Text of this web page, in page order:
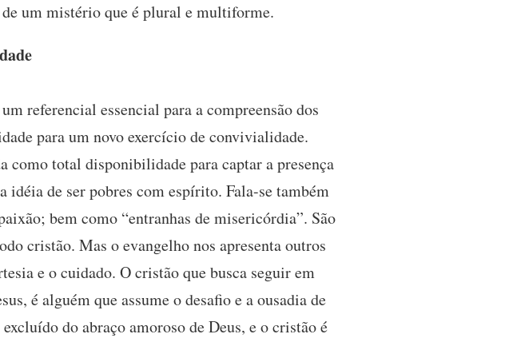
um mistério que é plural e multiforme.
referencial essencial para a compreensão dos
para um novo exercício de convivialidade.
total disponibilidade para captar a presença
de ser pobres com espírito. Fala-se também
bem como “entranhas de misericórdia”. São
cristão. Mas o evangelho nos apresenta outros
e o cuidado. O cristão que busca seguir em
é alguém que assume o desafio e a ousadia de
do abraço amoroso de Deus, e o cristão é